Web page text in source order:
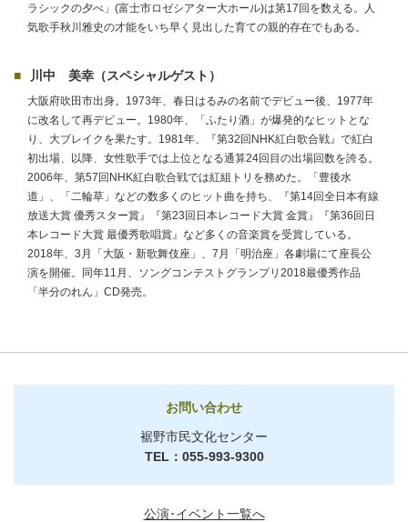
ラシックの夕べ」(富士市ロゼシアター大ホール)は第17回を数える。人
気歌手秋川雅史の才能をいち早く見出した育ての親的存在でもある。
川中 美幸（スペシャルゲスト）
大阪府吹田市出身。1973年、春日はるみの名前でデビュー後、1977年
に改名して再デビュー。1980年、「ふたり酒」が爆発的なヒットとな
り、大ブレイクを果たす。1981年、『第32回NHK紅白歌合戦』で紅白
初出場、以降、女性歌手では上位となる通算24回目の出場回数を誇る。
2006年、第57回NHK紅白歌合戦では紅組トリを務めた。「豊後水
道」、「二輪草」などの数多くのヒット曲を持ち、『第14回全日本有線
放送大賞 優秀スター賞』『第23回日本レコード大賞 金賞』『第36回日
本レコード大賞 最優秀歌唱賞』など多くの音楽賞を受賞している。
2018年、3月「大阪・新歌舞伎座」、7月「明治座」各劇場にて座長公
演を開催。同年11月、ソングコンテストグランプリ2018最優秀作品
「半分のれん」CD発売。
お問い合わせ
裾野市民文化センター
TEL：055-993-9300
公演･イベント一覧へ